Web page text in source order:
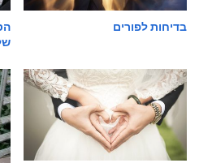
בדיחות לפורים